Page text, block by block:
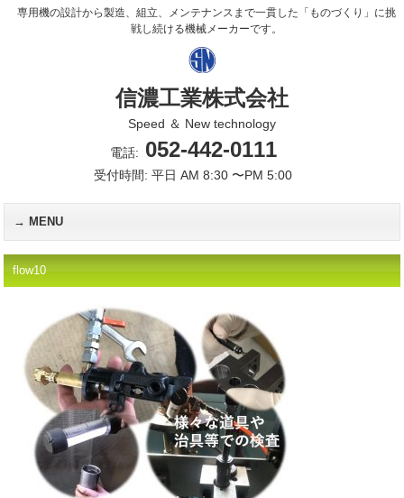
専用機の設計から製造、組立、メンテナンスまで一貫した「ものづくり」に挑
戦し続ける機械メーカーです。
信濃工業株式会社
Speed ＆ New technology
電話: 052-442-0111
受付時間: 平日 AM 8:30 〜PM 5:00
MENU
flow10